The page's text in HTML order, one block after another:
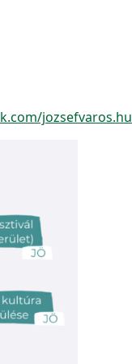
jozsefvaros.hu